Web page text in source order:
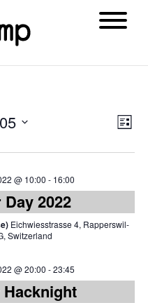
@ 10:00 - 16:00
2022
Eichwiesstrasse 4, Rapperswil-
Switzerland
@ 20:00 -23:45
Hacknight